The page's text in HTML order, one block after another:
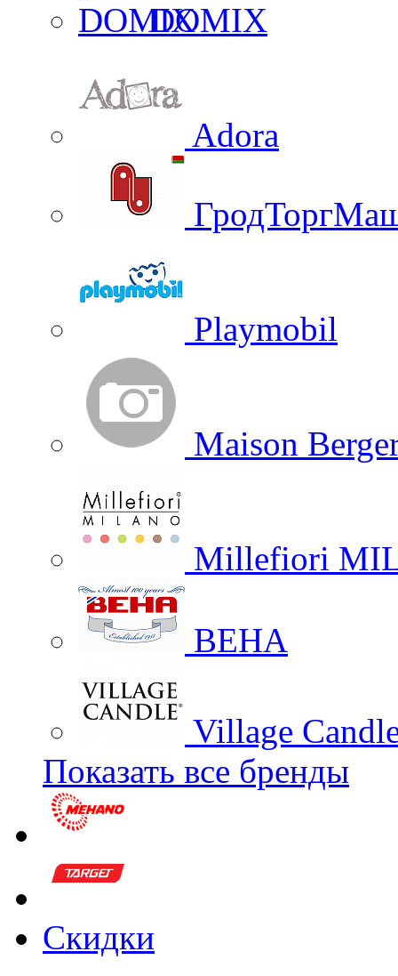
DOMIX
Adora
Playmobil
Maison
Millefiori
BEHA
Village
Показать все бренды
Скидки